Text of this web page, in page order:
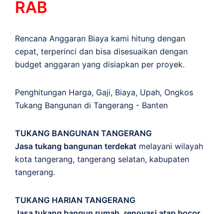
RAB
Rencana Anggaran Biaya kami hitung dengan
cepat, terperinci dan bisa disesuaikan dengan
budget anggaran yang disiapkan per proyek.
Penghitungan Harga, Gaji, Biaya, Upah, Ongkos
Tukang Bangunan di Tangerang - Banten
TUKANG BANGUNAN TANGERANG
Jasa tukang bangunan terdekat melayani wilayah
kota tangerang, tangerang selatan, kabupaten
tangerang.
TUKANG HARIAN TANGERANG